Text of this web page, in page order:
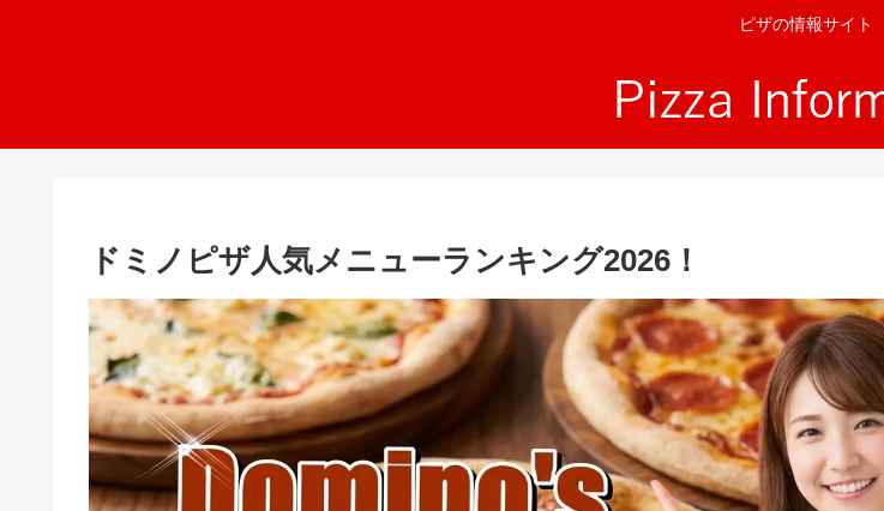
ピザの情報サイト
ドミノピザ人気メニューランキング2026！